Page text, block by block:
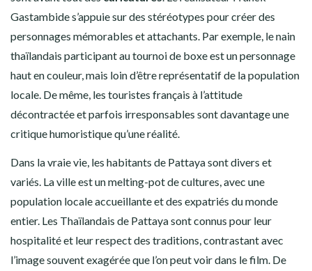
Gastambide s’appuie sur des stéréotypes pour créer des
personnages mémorables et attachants. Par exemple, le nain
thaïlandais participant au tournoi de boxe est un personnage
haut en couleur, mais loin d’être représentatif de la population
locale. De même, les touristes français à l’attitude
décontractée et parfois irresponsables sont davantage une
critique humoristique qu’une réalité.
Dans la vraie vie, les habitants de Pattaya sont divers et
variés. La ville est un melting-pot de cultures, avec une
population locale accueillante et des expatriés du monde
entier. Les Thaïlandais de Pattaya sont connus pour leur
hospitalité et leur respect des traditions, contrastant avec
l’image souvent exagérée que l’on peut voir dans le film. De